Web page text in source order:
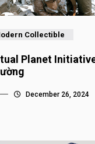
Collectible
Planet
December 26, 2024